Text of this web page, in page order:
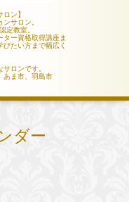
ン】
サロン。
定教室。
ター資格取得講座ま
たい方まで幅広く
ロンです。
あま市、羽島市
ダー